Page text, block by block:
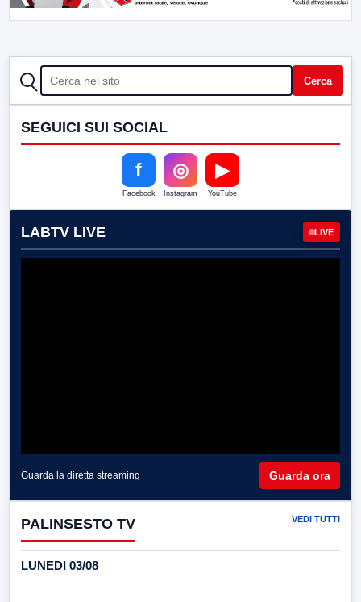
CERCA Cerca
SEGUICI SUI SOCIAL
f
Facebook
◎
Instagram
▶
YouTube
LABTV LIVE LIVE
Guarda la diretta streaming Guarda ora
PALINSESTO TV VEDI TUTTI
LUNEDI 03/08